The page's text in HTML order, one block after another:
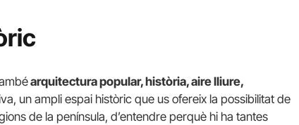
arquitectura popular, història, aire lliure,
un ampli espai històric que us ofereix la possibilitat de
de la península, d’entendre perquè hi ha tantes